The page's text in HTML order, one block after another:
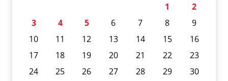
1
2
3
4 5 6 7 8
9
10
11 12 13 14 15
16
17
18 19 20 21 22
23
24
25 26 27 28 29
30